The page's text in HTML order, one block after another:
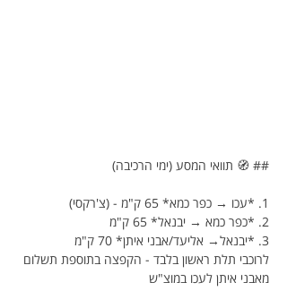
## 🧭 תוואי המסע (ימי הרכיבה)
1. *עכו → כפר כמא* 65 ק"מ - (צ'רקסי)
2. *כפר כמא → יבנאל* 65 ק"מ
3. *יבנאל→ אליעד/אבני איתן* 70 ק"מ
לרוכבי תלת ראשון בלבד - הקפצה בתוספת תשלום
מאבני איתן לעכו במוצ"ש